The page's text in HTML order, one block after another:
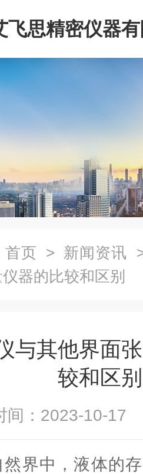
飞思精密仪器
首页 > 新闻资讯
器的比较和区别
与其他界面
较和区别
间：2023-10-
中，液体的存